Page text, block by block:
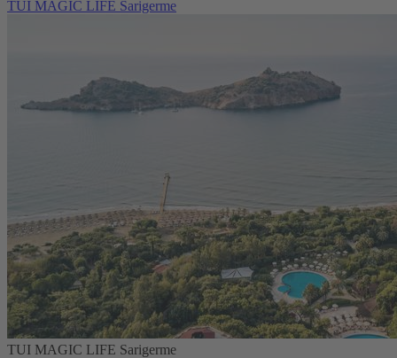
TUI MAGIC LIFE Sarigerme
TUI MAGIC LIFE Sarigerme